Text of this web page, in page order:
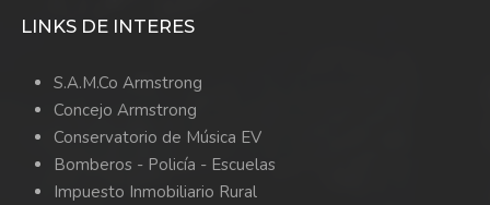
LINKS DE INTERES
S.A.M.Co Armstrong
Concejo Armstrong
Conservatorio de Música EV
Bomberos - Policía - Escuelas
Impuesto Inmobiliario Rural